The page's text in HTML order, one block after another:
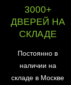
3000+
ДВЕРЕЙ НА
СКЛАДЕ
Постоянно в
наличии на
складе в Москве